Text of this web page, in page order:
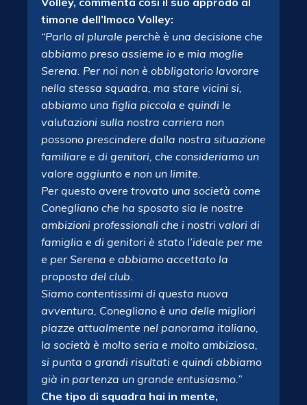
timone dell’Imoco Volley:
“Parlo al plurale perchè è una decisione che
abbiamo preso assieme io e mia moglie
Serena. Per noi non è obbligatorio lavorare
nella stessa squadra, ma stare vicini si,
abbiamo una figlia piccola e quindi le
valutazioni sulla nostra carriera non
possono prescindere dalla nostra situazione
familiare e di genitori, che consideriamo un
valore aggiunto e non un limite.
Per questo avere trovato una società come
Conegliano che ha sposato sia le nostre
ambizioni professionali che i nostri valori di
famiglia e di genitori è stato l’ideale per me
e per Serena e abbiamo accettato la
proposta del club.
Siamo contentissimi di questa nuova
avventura, Conegliano è una delle migliori
piazze attualmente nel panorama italiano,
la società è molto seria e molto ambiziosa,
si punta a grandi risultati e quindi abbiamo
già in partenza un grande entusiasmo.”
Che tipo di squadra hai in mente,